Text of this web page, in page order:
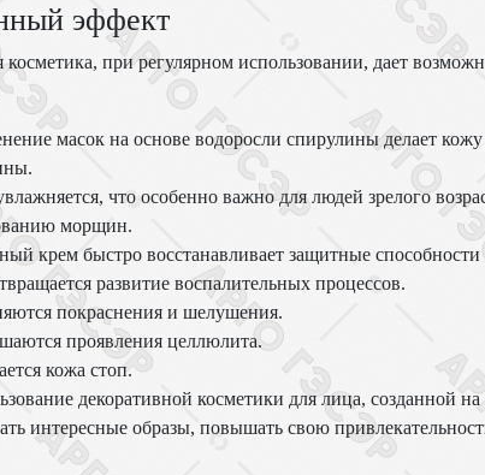
эффект
косметика, при регулярном использовании, дает
масок на основе водоросли спирулины делает
что особенно важно для людей зрелого
морщин.
крем быстро восстанавливает защитные
развитие воспалительных процессов.
покраснения и шелушения.
проявления целлюлита.
кожа стоп.
декоративной косметики для лица, созданной
интересные образы, повышать свою